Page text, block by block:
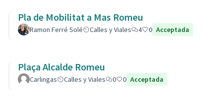
Pla de Mobilitat a Mas Romeu
Ramon Ferré Solé Calles y Viales 4 0 Acceptada
Plaça Alcalde Romeu
Carlingas Calles y Viales 0 0 Acceptada